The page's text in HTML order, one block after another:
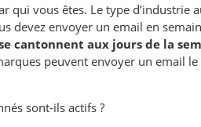
qui vous êtes. Le type
devez envoyer un email en
cantonnent aux jours de la
peuvent envoyer un email
sont-ils actifs ?